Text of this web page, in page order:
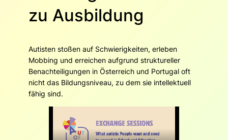
zu Ausbildung
Autisten stoßen auf Schwierigkeiten, erleben
Mobbing und erreichen aufgrund struktureller
Benachteiligungen in Österreich und Portugal oft
nicht das Bildungsniveau, zu dem sie intellektuell
fähig sind.